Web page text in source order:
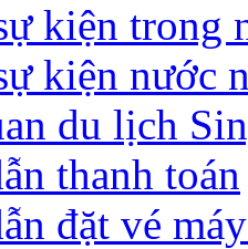
kiện trong
kiện nước
du lịch
thanh toán
đặt vé